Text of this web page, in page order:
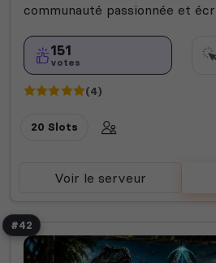
communauté passionnée et
151
votes
(4)
20 Slots
Voir le serveur
#42